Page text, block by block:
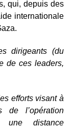
qui, depuis des
internationale
dirigeants (du
de ces leaders,
efforts visant à
de l’opération
distance